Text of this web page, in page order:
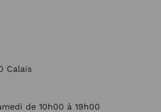
Calais
de 10h00 à 19h00